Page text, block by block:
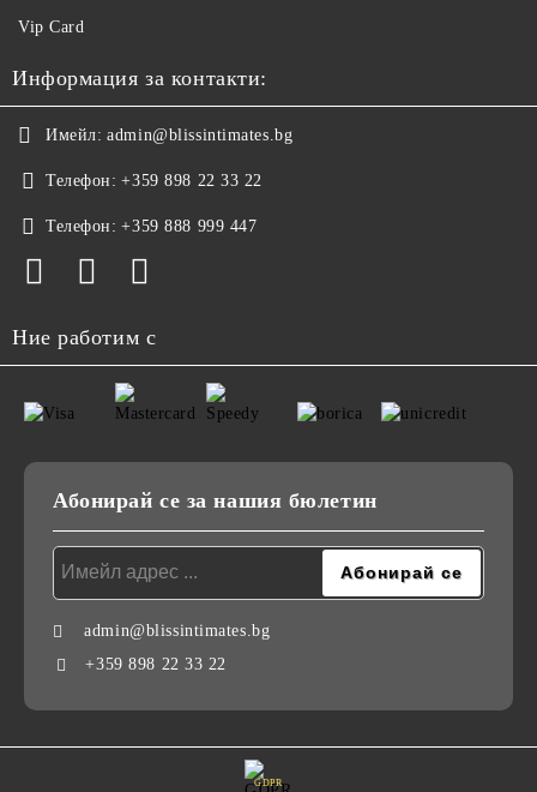
Vip Card
Информация за контакти:
Имейл: admin@blissintimates.bg
Телефон: +359 898 22 33 22
Телефон: +359 888 999 447
Ние работим с
Абонирай се за нашия бюлетин
admin@blissintimates.bg
+359 898 22 33 22
GDPR